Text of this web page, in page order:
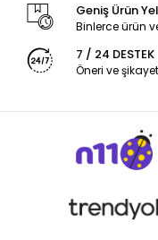
Geniş Ürün
Binlerce ürün
7 / 24 DESTEK
Öneri ve